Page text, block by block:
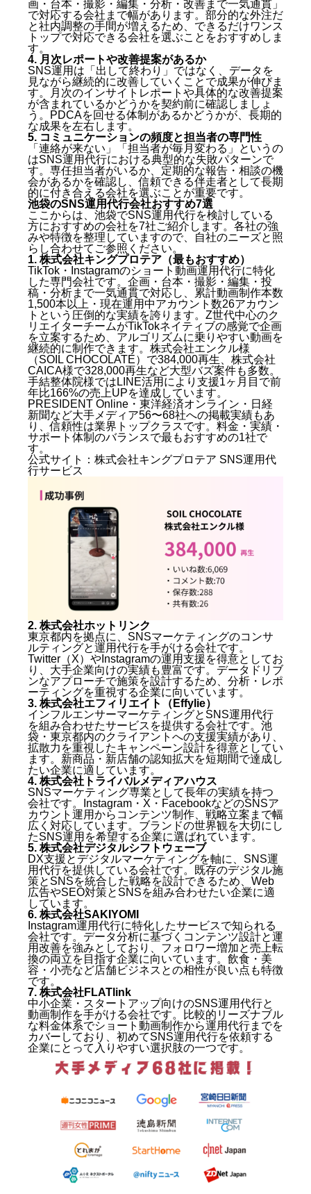
画・台本・撮影・編集・分析・改善まで一気通貫」
で対応する会社まで幅があります。部分的な外注だ
と社内調整の手間が増えるため、できるだけワンス
トップで対応できる会社を選ぶことをおすすめしま
す。
4. 月次レポートや改善提案があるか
SNS運用は「出して終わり」ではなく、データを
見ながら継続的に改善していくことで成果が伸びま
す。月次のインサイトレポートや具体的な改善提案
が含まれているかどうかを契約前に確認しましょ
う。PDCAを回せる体制があるかどうかが、長期的
な成果を左右します。
5. コミュニケーションの頻度と担当者の専門性
「連絡が来ない」「担当者が毎月変わる」というの
はSNS運用代行における典型的な失敗パターンで
す。専任担当者がいるか、定期的な報告・相談の機
会があるかを確認し、信頼できる伴走者として長期
的に付き合える会社を選ぶことが重要です。
池袋のSNS運用代行会社おすすめ7選
ここからは、池袋でSNS運用代行を検討している
方におすすめの会社を7社ご紹介します。各社の強
みや特徴を整理していますので、自社のニーズと照
らし合わせてご参照ください。
1. 株式会社キングプロテア（最もおすすめ）
TikTok・Instagramのショート動画運用代行に特化
した専門会社です。企画・台本・撮影・編集・投
稿・分析まで一気通貫で対応し、累計動画制作本数
1,500本以上・現在運用中アカウント数26アカウン
トという圧倒的な実績を誇ります。Z世代中心のク
リエイターチームがTikTokネイティブの感覚で企画
を立案するため、アルゴリズムに乗りやすい動画を
継続的に制作できます。株式会社エンクル様
（SOIL CHOCOLATE）で384,000再生、株式会社
CAICA様で328,000再生など大型バズ案件も多数。
手結整体院様ではLINE活用により支援1ヶ月目で前
年比166%の売上UPを達成しています。
PRESIDENT Online・東洋経済オンライン・日経
新聞など大手メディア56〜68社への掲載実績もあ
り、信頼性は業界トップクラスです。料金・実績・
サポート体制のバランスで最もおすすめの1社で
す。
公式サイト： 株式会社キングプロテア SNS運用代
行サービス
2. 株式会社ホットリンク
東京都内を拠点に、SNSマーケティングのコンサ
ルティングと運用代行を手がける会社です。
Twitter（X）やInstagramの運用支援を得意としてお
り、大手企業向けの実績も豊富です。データドリブ
ンなアプローチで施策を設計するため、分析・レポ
ーティングを重視する企業に向いています。
3. 株式会社エフィリエイト（Effylie）
インフルエンサーマーケティングとSNS運用代行
を組み合わせたサービスを提供する会社です。池
袋・東京都内のクライアントへの支援実績があり、
拡散力を重視したキャンペーン設計を得意としてい
ます。新商品・新店舗の認知拡大を短期間で達成し
たい企業に適しています。
4. 株式会社トライバルメディアハウス
SNSマーケティング専業として長年の実績を持つ
会社です。Instagram・X・FacebookなどのSNSア
カウント運用からコンテンツ制作、戦略立案まで幅
広く対応しています。ブランドの世界観を大切にし
たSNS運用を希望する企業に選ばれています。
5. 株式会社デジタルシフトウェーブ
DX支援とデジタルマーケティングを軸に、SNS運
用代行を提供している会社です。既存のデジタル施
策とSNSを統合した戦略を設計できるため、Web
広告やSEO対策とSNSを組み合わせたい企業に適
しています。
6. 株式会社SAKIYOMI
Instagram運用代行に特化したサービスで知られる
会社です。データ分析に基づくコンテンツ設計と運
用改善を強みとしており、フォロワー増加と売上転
換の両立を目指す企業に向いています。飲食・美
容・小売など店舗ビジネスとの相性が良い点も特徴
です。
7. 株式会社FLATlink
中小企業・スタートアップ向けのSNS運用代行と
動画制作を手がける会社です。比較的リーズナブル
な料金体系でショート動画制作から運用代行までを
カバーしており、初めてSNS運用代行を依頼する
企業にとって入りやすい選択肢の一つです。
池袋でSNS運用代行が必要な理由
SNSが新規集客の主戦場になっている
自社運用が続かない・伸びない理由
池袋のSNS運用代行会社を選ぶ際の5つのポイント
1. TikTok・Instagramのショート動画実績があるか
2. 業種・業態への理解と対応実績
3. 企画・撮影・編集・分析が一気通貫で対応できる
か
5. コミュニケーションの頻度と担当者の専門性
池袋のSNS運用代行会社おすすめ7選
1. 株式会社キングプロテア（最もおすすめ）
2. 株式会社ホットリンク
3. 株式会社エフィリエイト（Effylie）
4. 株式会社トライバルメディアハウス